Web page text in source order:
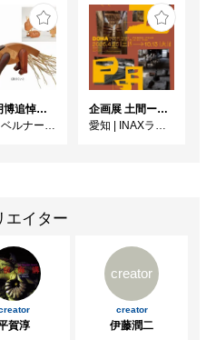
杉山明博追悼展 木とわたし―木工の妙技と美術教育
ベルナール・ビュフェ美術館
企画展 土間ーつくって、つかって、再発見ー
愛知 | INAXライブミュージアム
エイター
賀淳
creator
creator
伊藤潤二